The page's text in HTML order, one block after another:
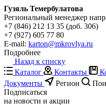
Гузяль Темербулатова
Региональный менеджер
+7 (846) 212 13 35 (доб. 306)
+7 (927) 605 77 80
E-mail: karton@mkrovlya.ru
Подробнее
Назад к списку
Каталог
Контакты
Документы
Регион
Подписаться
на новости и акции